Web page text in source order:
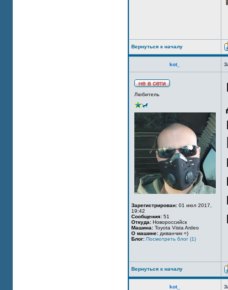
Вернуться к началу
kot_
Любитель
Зарегистрирован: 01 июл 2017,
19:42
Сообщения: 51
Откуда: Новороссийск
Машина: Toyota Vista Ardeo
О машине: диванчик =)
Блог: Посмотреть блог (1)
Вернуться к началу
kot_